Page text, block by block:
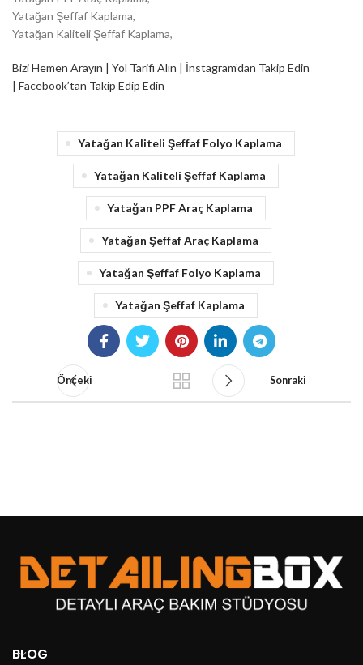
Yatağan Şeffaf Kaplama,
Yatağan Kaliteli Şeffaf Kaplama,
Bizi Hemen Arayın | Yol Tarifi Alın | İnstagram’dan Takip Edin
| Facebook’tan Takip Edip Edin
Yatağan Kaliteli Şeffaf Folyo Kaplama
Yatağan Kaliteli Şeffaf Kaplama
Yatağan PPF Araç Kaplama
Yatağan Şeffaf Araç Kaplama
Yatağan Şeffaf Folyo Kaplama
Yatağan Şeffaf Kaplama
Önceki Sonraki
BLOG